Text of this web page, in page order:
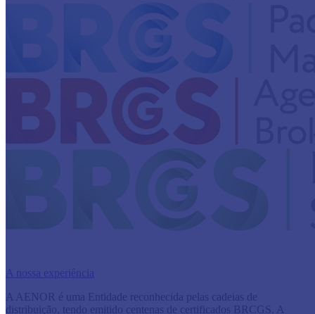
A nossa experiência
​A AENOR é uma Entidade reconhecida pelas cadeias de
distribuição, tendo emitido centenas de certificados BRCGS. A